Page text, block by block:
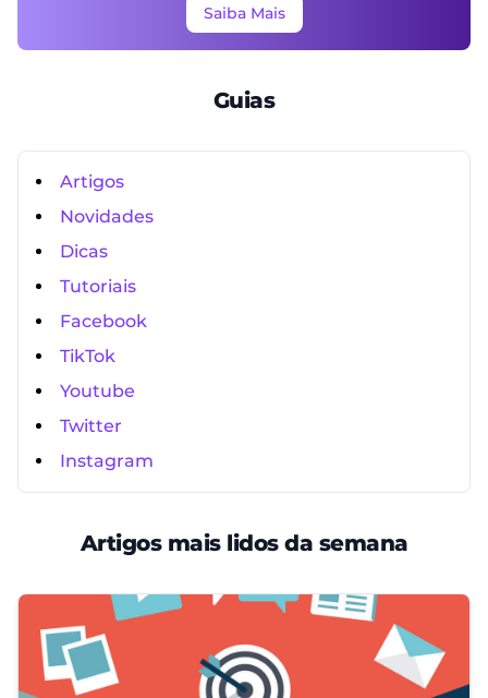
Saiba Mais
Guias
Artigos
Novidades
Dicas
Tutoriais
Facebook
TikTok
Youtube
Twitter
Instagram
Artigos mais lidos da semana